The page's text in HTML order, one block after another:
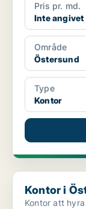
Pris pr. md.
Inte angivet
Område
Östersund
Type
Kontor
Kontor i Östersund
Kontor i
Kontor att